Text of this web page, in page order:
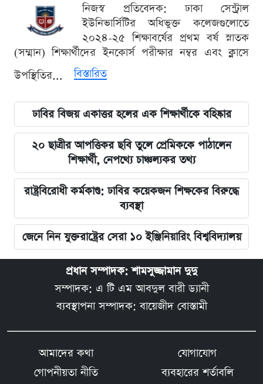
নিজস্ব প্রতিবেদক: ঢাকা সেন্ট্রাল
ইউনিভার্সিটির অধিভুক্ত কলেজগুলোতে
২০২৪-২৫ শিক্ষাবর্ষের প্রথম বর্ষ স্নাতক
(সম্মান) শিক্ষার্থীদের ইনকোর্স পরীক্ষার নম্বর এবং ক্লাসে
উপস্থিতির...
বিস্তারিত
ঢাবির বিজয় একাত্তর হলের এক শিক্ষার্থীকে বহিষ্কার
২০ ছাত্রীর আপত্তিকর ছবি তুলে প্রেমিককে পাঠালেন
শিক্ষার্থী, নেপথ্যে চাঞ্চল্যকর তথ্য
রাষ্ট্রবিরোধী কর্মকাণ্ড: ঢাবির কয়েকজন শিক্ষকের বিরুদ্ধে
ব্যবস্থা
জেনে নিন যুক্তরাষ্ট্রের সেরা ১০ ইঞ্জিনিয়ারিং বিশ্ববিদ্যালয়
প্রধান সম্পাদক: শামসুজ্জামান দুদু
সম্পাদক: এ টি এম আবদুল বারী ড্যানী
ব্যবস্থাপনা সম্পাদক: বায়েজীদ বোস্তামী
আমাদের কথা
যোগাযোগ
গোপনীয়তা নীতি
ব্যবহারের শর্তাবলি